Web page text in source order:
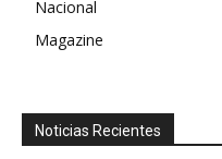
Nacional
Magazine
Noticias Recientes